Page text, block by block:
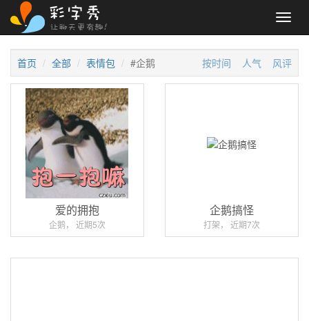
首页 全部 表情包 #企鹅 按时间 人气 风评
爱的拥抱
企鹅， 近期5次
企鹅搞怪
打架， 近期7次